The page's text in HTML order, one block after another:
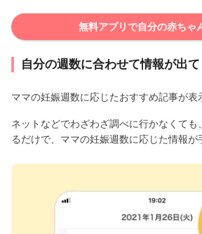
無料アプリで自分の赤ちゃ
自分の週数に合わせて情報が出て
ママの妊娠週数に応じたおすすめ記事が表
ネットなどでわざわざ調べに行かなくても
るだけで、ママの妊娠週数に応じた情報が